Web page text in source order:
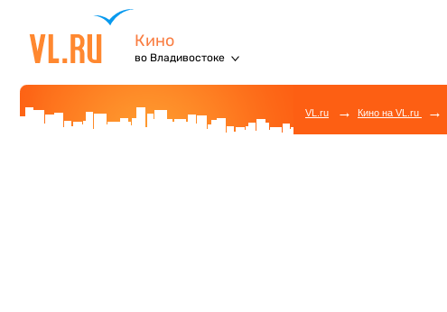
Кино
во Владивостоке
VL.ru → Кино на VL.ru →